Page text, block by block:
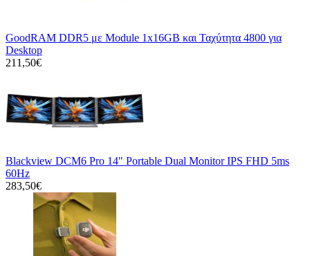
GoodRAM DDR5 με Module 1x16GB και Ταχύτητα 4800 για
Desktop
211,50€
Blackview DCM6 Pro 14" Portable Dual Monitor IPS FHD 5ms
60Hz
283,50€